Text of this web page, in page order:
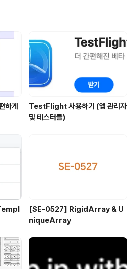
에 걸쳐 있는 비교가 가
수 있습니다.RangeSe
형 범위를 저장해 컬렉
사용됩니다. 예시를 볼
..
하게
TestFlight 사용하기 (앱 관리자
및 테스터들)
[SE-0527] RigidArray & U
niqueArray